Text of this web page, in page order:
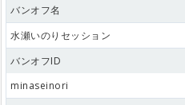
バンオフ名
水瀬いのりセッション
バンオフID
minaseinori